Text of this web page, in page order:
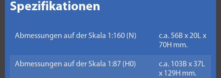
Spezifikationen
Abmessungen auf der Skala 1:160 (N)
c.a. 56B x 20L x
70H mm.
Abmessungen auf der Skala 1:87 (H0)
c.a. 103B x 37L
x 129H mm.